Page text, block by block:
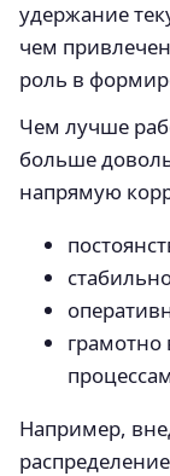
удержание
чем
роль в
Чем лучше
больше
напрямую
Например,